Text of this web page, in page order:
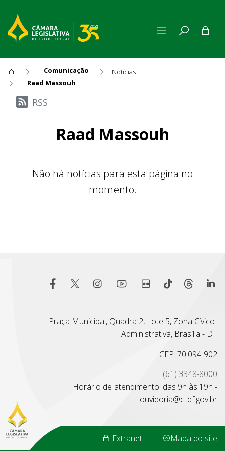
Comunicação
Notícias
Raad Massouh
Últimas Notícias
RSS
Raad Massouh
Não há notícias para esta página no
momento.
Praça Municipal, Quadra 2, Lote 5, Zona Cívico-
Administrativa, Brasília - DF
CEP: 70.094-902
(61) 3348-8000
Horário de atendimento: das 9h às 19h -
ouvidoria@cl.df.gov.br
Extranet Mapa do site